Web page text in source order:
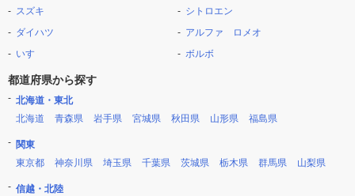
スズキ
ダイハツ
いすゞ
シトロエン
アルファ ロメオ
ボルボ
都道府県から探す
北海道・東北
北海道
青森県 岩手県 宮城県 秋田県 山形県 福島県
関東
東京都
神奈川県 埼玉県 千葉県 茨城県 栃木県 群馬県 山梨県
信越・北陸